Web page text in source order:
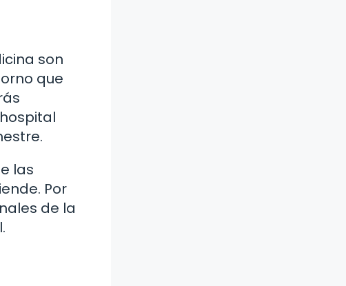
son
que
las
Por
de la